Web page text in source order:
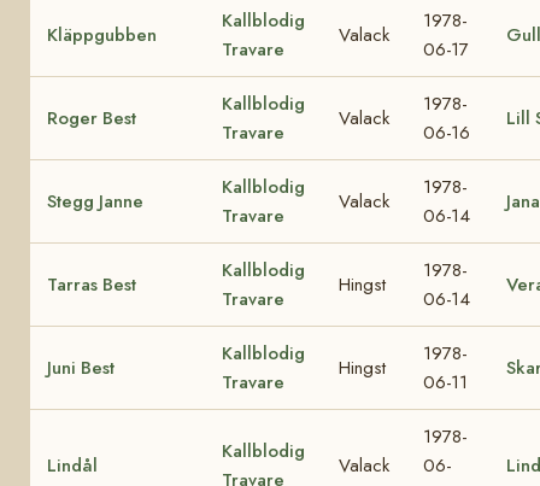
Kläppgubben
Kallblodig
Travare
Valack
1978-
06-17
Roger Best
Kallblodig
Travare
Valack
1978-
06-16
Lill
Stegg Janne
Kallblodig
Travare
Valack
1978-
06-14
Jana
Tarras Best
Kallblodig
Travare
Hingst
1978-
06-14
Juni Best
Kallblodig
Travare
Hingst
1978-
06-11
Lindål
Kallblodig
Travare
Valack
1978-
06-